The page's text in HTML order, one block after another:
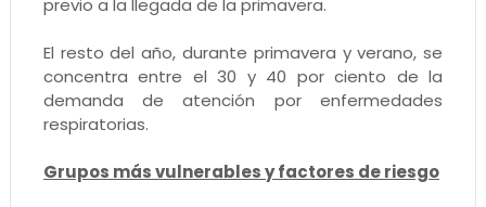
previo a la llegada de la primavera.
El resto del año, durante primavera y verano, se
concentra entre el 30 y 40 por ciento de la
demanda de atención por enfermedades
respiratorias.
Grupos más vulnerables y factores de riesgo